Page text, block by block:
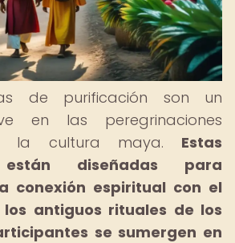
de purificación son un
en las peregrinaciones
la cultura maya. Estas
están diseñadas para
conexión espiritual con el
antiguos rituales de los
se sumergen en